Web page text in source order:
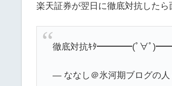
楽天証券が翌日に徹底対抗した
徹底対抗ｷﾀ━━━━(ﾟ∀ﾟ
— ななし＠氷河期ブログの人